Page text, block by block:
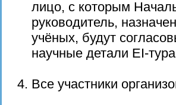
лицо, с которым
руководитель,
учёных, будут
научные детали EI-
Все участники